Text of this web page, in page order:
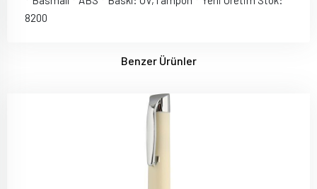
8200
Benzer Ürünler